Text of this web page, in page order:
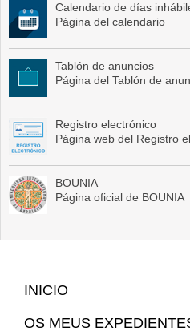
Calendario de días
Página del calendario
Tablón de anuncios
Página del Tablón de
Registro electrónico
Página web del Registro
BOUNIA
Página oficial de BOUNIA
Mapa
Web
INICIO
OS MEUS